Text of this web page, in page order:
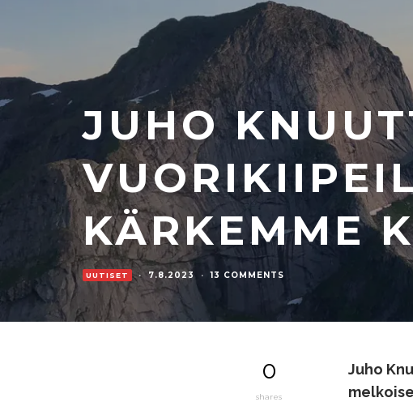
JUHO
KÄRKEMME
UUTISET · 7.8.2023 · 13 COMMENTS
0
shares
Juho